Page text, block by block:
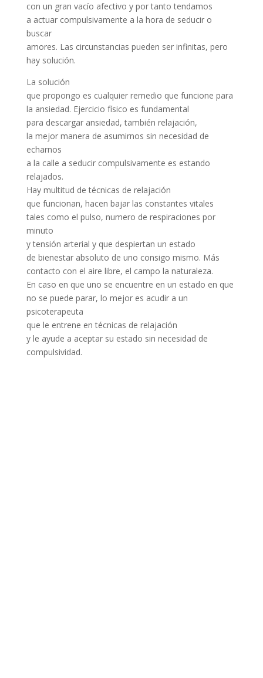
con un gran vacío afectivo y por tanto tendamos
a actuar compulsivamente a la hora de seducir o
buscar
amores. Las circunstancias pueden ser infinitas, pero
hay solución.
La solución
que propongo es cualquier remedio que funcione para
la ansiedad. Ejercicio físico es fundamental
para descargar ansiedad, también relajación,
la mejor manera de asumirnos sin necesidad de
echarnos
a la calle a seducir compulsivamente es estando
relajados.
Hay multitud de técnicas de relajación
que funcionan, hacen bajar las constantes vitales
tales como el pulso, numero de respiraciones por
minuto
y tensión arterial y que despiertan un estado
de bienestar absoluto de uno consigo mismo. Más
contacto con el aire libre, el campo la naturaleza.
En caso en que uno se encuentre en un estado en que
no se puede parar, lo mejor es acudir a un
psicoterapeuta
que le entrene en técnicas de relajación
y le ayude a aceptar su estado sin necesidad de
compulsividad.